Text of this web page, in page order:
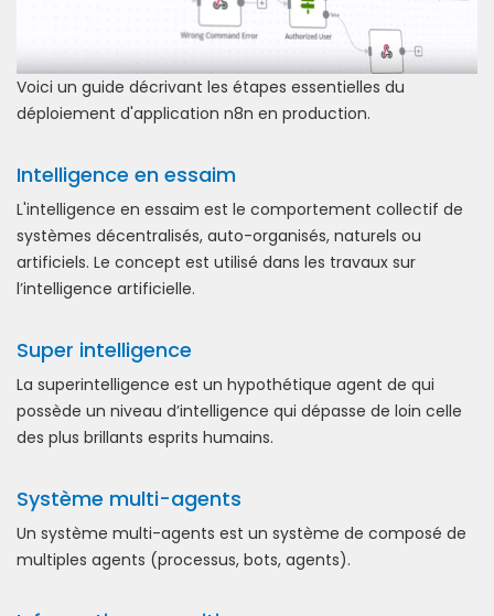
Voici un guide décrivant les étapes essentielles du
déploiement d'application n8n en production.
Intelligence en essaim
L'intelligence en essaim est le comportement collectif de
systèmes décentralisés, auto-organisés, naturels ou
artificiels. Le concept est utilisé dans les travaux sur
l’intelligence artificielle.
Super intelligence
La superintelligence est un hypothétique agent de qui
possède un niveau d’intelligence qui dépasse de loin celle
des plus brillants esprits humains.
Système multi-agents
Un système multi-agents est un système de composé de
multiples agents (processus, bots, agents).